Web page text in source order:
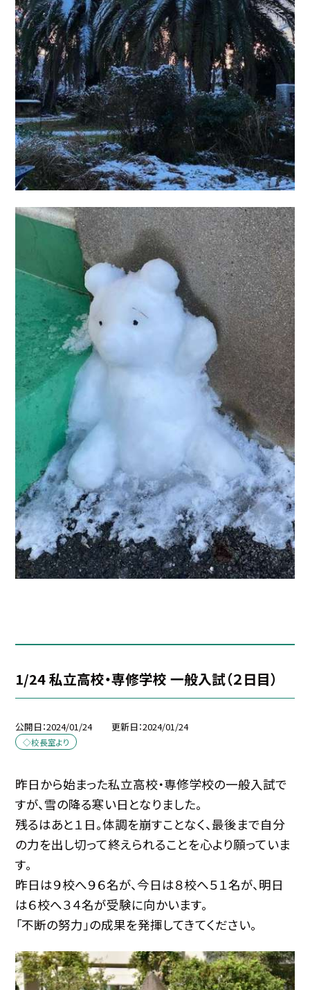
1/24 私立高校・専修学校 一般入試（２日目）
公開日 2024/01/24 更新日 2024/01/24
◇校長室より
昨日から始まった私立高校・専修学校の一般入試で
すが、雪の降る寒い日となりました。
残るはあと１日。体調を崩すことなく、最後まで自分
の力を出し切って終えられることを心より願っていま
す。
昨日は９校へ９６名が、今日は８校へ５１名が、明日
は６校へ３４名が受験に向かいます。
「不断の努力」の成果を発揮してきてください。